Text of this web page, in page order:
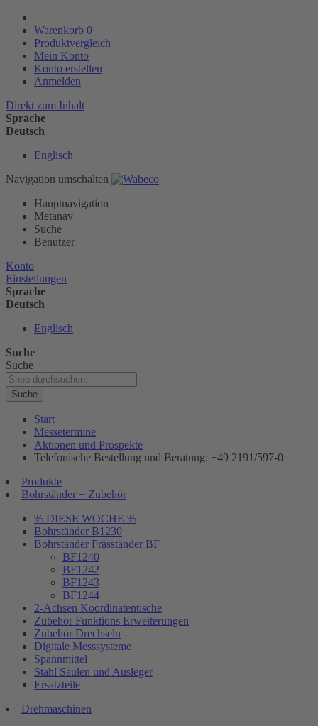
Warenkorb 0
Produktvergleich
Mein Konto
Konto erstellen
Anmelden
Direkt zum Inhalt
Sprache
Deutsch
Englisch
Navigation umschalten
Hauptnavigation
Metanav
Suche
Benutzer
Konto
Einstellungen
Sprache
Deutsch
Englisch
Suche
Suche
Suche
Start
Messetermine
Aktionen und Prospekte
Telefonische Bestellung und Beratung: +49 2191/597-0
Produkte
Bohrständer + Zubehör
% DIESE WOCHE %
Bohrständer B1230
Bohrständer Fräsständer BF
BF1240
BF1242
BF1243
BF1244
2-Achsen Koordinatentische
Zubehör Funktions Erweiterungen
Zubehör Drechseln
Digitale Messsysteme
Spannmittel
Stahl Säulen und Ausleger
Ersatzteile
Drehmaschinen